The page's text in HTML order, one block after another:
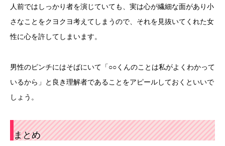
人前ではしっかり者を演じていても、実は心が繊細な面があり小
さなことをクヨクヨ考えてしまうので、それを見抜いてくれた女
性に心を許してしまいます。
男性のピンチにはそばにいて「○○くんのことは私がよくわかって
いるから」と良き理解者であることをアピールしておくといいで
しょう。
まとめ